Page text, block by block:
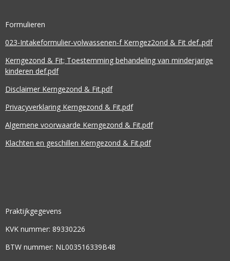
Formulieren
023-Intakeformulier-volwassenen-f Kerngez2ond & Fit def..pdf
Kerngezond & Fit; Toestemming behandeling van minderjarige
kinderen def.pdf
Disclaimer Kerngezond & Fit.pdf
Privacyverklaring Kerngezond & Fit.pdf
Algemene voorwaarde Kerngezond & Fit.pdf
Klachten en geschillen Kerngezond & Fit.pdf
Praktijkgegevens
KVK nummer: 89330226
BTW nummer: NL003516339B48